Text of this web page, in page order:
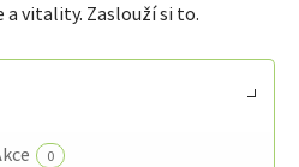
vitality. Zaslouží si to.
0